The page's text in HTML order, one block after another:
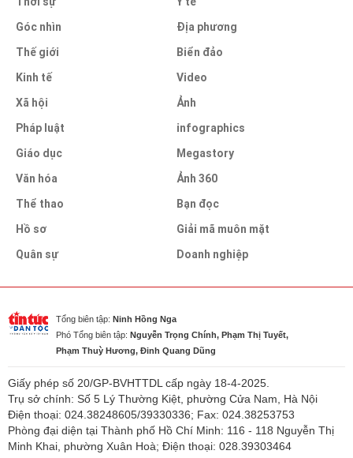
Góc nhìn
Thế giới
Kinh tế
Xã hội
Pháp luật
Giáo dục
Văn hóa
Thể thao
Hồ sơ
Quân sự
Địa phương
Biển đảo
Video
Ảnh
infographics
Megastory
Ảnh 360
Bạn đọc
Giải mã muôn mặt
Doanh nghiệp
Tổng biên tập: Ninh Hồng Nga
Phó Tổng biên tập: Nguyễn Trọng Chính, Phạm Thị Tuyết,
Phạm Thuỳ Hương, Đinh Quang Dũng
Giấy phép số 20/GP-BVHTTDL cấp ngày 18-4-2025.
Trụ sở chính: Số 5 Lý Thường Kiệt, phường Cửa Nam, Hà Nội
Điện thoại: 024.38248605/39330336; Fax: 024.38253753
Phòng đại diện tại Thành phố Hồ Chí Minh: 116 - 118 Nguyễn Thị
Minh Khai, phường Xuân Hoà; Điện thoại: 028.39303464